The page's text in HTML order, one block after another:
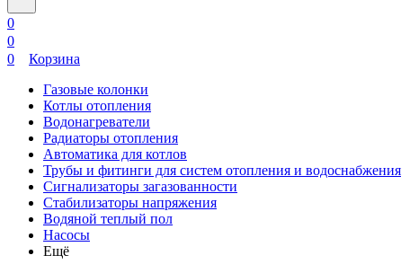
0
0
0
Корзина
Газовые колонки
Котлы отопления
Водонагреватели
Радиаторы отопления
Автоматика для котлов
Трубы и фитинги для систем отопления и водоснабжения
Сигнализаторы загазованности
Стабилизаторы напряжения
Водяной теплый пол
Насосы
Ещё